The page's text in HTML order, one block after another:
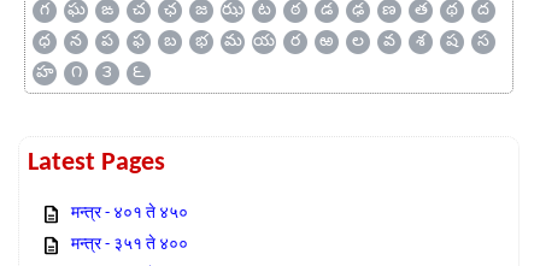
గ
ఘ ఙ చ ఛ జ ఝ ట ఠ డ ఢ ణ త థ
ద
ధ
న ప ఫ బ భ మ య ర ఱ ల వ శ ష
స
హ
౧ ౩ ౬
Latest Pages
मन्त्र - ४०१ ते ४५०
मन्त्र - ३५१ ते ४००